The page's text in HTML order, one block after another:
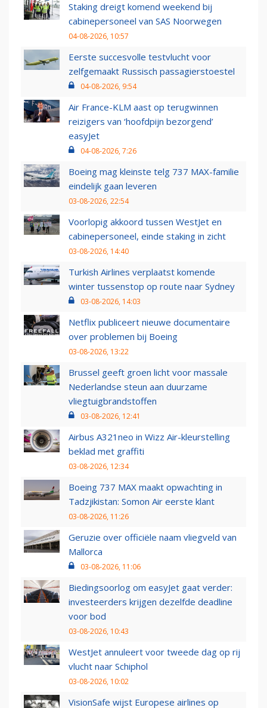
Staking dreigt komend weekend bij
cabinepersoneel van SAS Noorwegen
04-08-2026, 10:57
Eerste succesvolle testvlucht voor
zelfgemaakt Russisch passagierstoestel
04-08-2026, 9:54
Air France-KLM aast op terugwinnen
reizigers van ‘hoofdpijn bezorgend’
easyJet
04-08-2026, 7:26
Boeing mag kleinste telg 737 MAX-familie
eindelijk gaan leveren
03-08-2026, 22:54
Voorlopig akkoord tussen WestJet en
cabinepersoneel, einde staking in zicht
03-08-2026, 14:40
Turkish Airlines verplaatst komende
winter tussenstop op route naar Sydney
03-08-2026, 14:03
Netflix publiceert nieuwe documentaire
over problemen bij Boeing
03-08-2026, 13:22
Brussel geeft groen licht voor massale
Nederlandse steun aan duurzame
vliegtuigbrandstoffen
03-08-2026, 12:41
Airbus A321neo in Wizz Air-kleurstelling
beklad met graffiti
03-08-2026, 12:34
Boeing 737 MAX maakt opwachting in
Tadzjikistan: Somon Air eerste klant
03-08-2026, 11:26
Geruzie over officiële naam vliegveld van
Mallorca
03-08-2026, 11:06
Biedingsoorlog om easyJet gaat verder:
investeerders krijgen dezelfde deadline
voor bod
03-08-2026, 10:43
WestJet annuleert voor tweede dag op rij
vlucht naar Schiphol
03-08-2026, 10:02
VisionSafe wijst Europese airlines op